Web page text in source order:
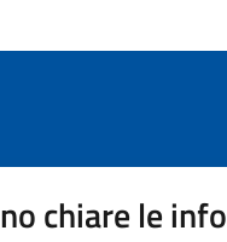
chiare le